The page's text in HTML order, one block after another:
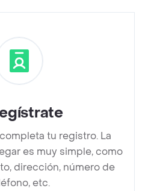
tu registro. La
es muy simple, como
dirección, número de
etc.